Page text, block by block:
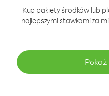
Kup pakiety środków lub
najlepszymi stawkami za